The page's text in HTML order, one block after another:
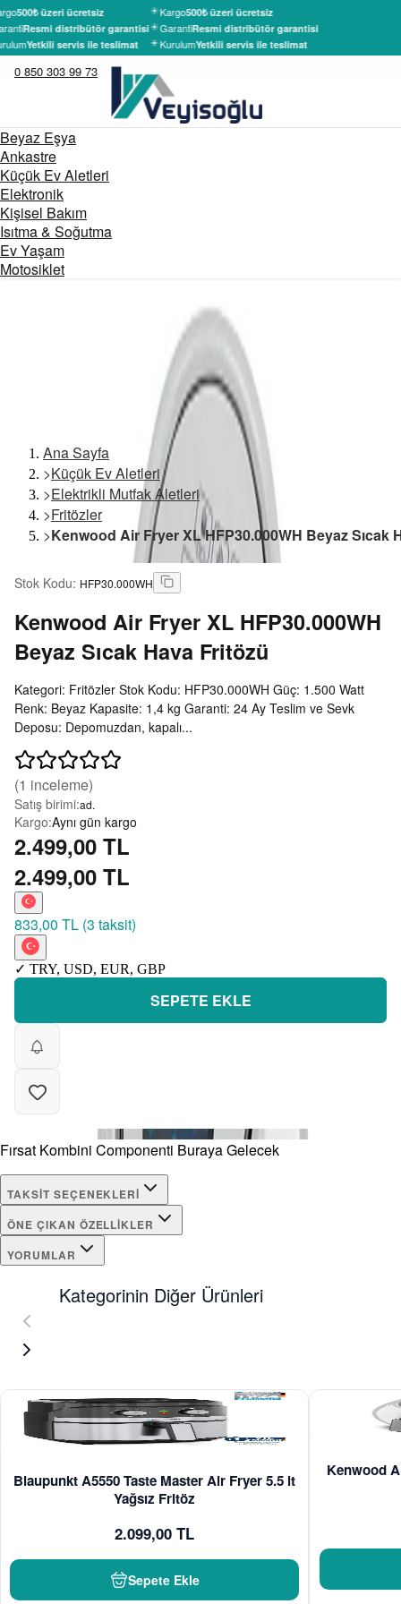
500₺ üzeri ücretsiz
Resmi distribütör garantisi
Yetkili servis ile teslimat
Kargo500₺ üzeri ücretsiz
GarantiResmi distribütör garantisi
KurulumYetkili servis ile teslimat
0 850 303 99 73
Beyaz Eşya
Ankastre
Küçük Ev Aletleri
Elektronik
Kişisel Bakım
Isıtma & Soğutma
Ev Yaşam
Motosiklet
Ana Sayfa
>Küçük Ev Aletleri
>Elektrikli Mutfak Aletleri
>Fritözler
>Kenwood Air Fryer XL HFP30.000WH Beyaz Sıcak
Stok Kodu: HFP30.000WH
Kenwood Air Fryer XL HFP30.000WH
Beyaz Sıcak Hava Fritözü
Kategori: Fritözler Stok Kodu: HFP30.000WH Güç: 1.500 Watt
Renk: Beyaz Kapasite: 1,4 kg Garanti: 24 Ay Teslim ve Sevk
Deposu: Depomuzdan, kapalı...
(1 inceleme)
Satış birimi:ad.
Kargo:Aynı gün kargo
2.499,00 TL
2.499,00 TL
833,00 TL (3 taksit)
✓ TRY, USD, EUR, GBP
SEPETE EKLE
Fırsat Kombini Componenti Buraya Gelecek
TAKSIT SEÇENEKLERI
ÖNE ÇIKAN ÖZELLIKLER
YORUMLAR
Kategorinin Diğer Ürünleri
Blaupunkt A5550 Taste Master Air Fryer 5.5 lt
Yağsız Fritöz
2.099,00 TL
Sepete Ekle
Kenwood